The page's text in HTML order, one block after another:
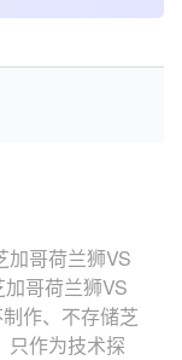
加哥荷兰狮VS
哥荷兰狮VS
作、不存储芝
只作为技术探